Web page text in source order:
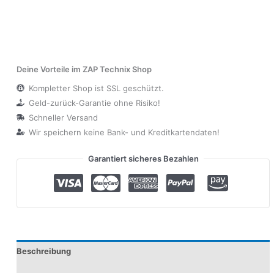
Deine Vorteile im ZAP Technix Shop
Kompletter Shop ist SSL geschützt.
Geld-zurück-Garantie ohne Risiko!
Schneller Versand
Wir speichern keine Bank- und Kreditkartendaten!
Garantiert sicheres Bezahlen
Beschreibung